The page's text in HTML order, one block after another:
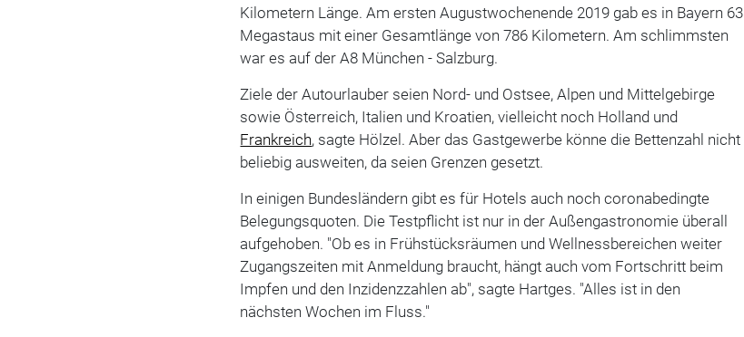
Kilometern Länge. Am ersten Augustwochenende 2019 gab es in Bayern 63
Megastaus mit einer Gesamtlänge von 786 Kilometern. Am schlimmsten
war es auf der A8 München - Salzburg.
Ziele der Autourlauber seien Nord- und Ostsee, Alpen und Mittelgebirge
sowie Österreich, Italien und Kroatien, vielleicht noch Holland und
Frankreich, sagte Hölzel. Aber das Gastgewerbe könne die Bettenzahl nicht
beliebig ausweiten, da seien Grenzen gesetzt.
In einigen Bundesländern gibt es für Hotels auch noch coronabedingte
Belegungsquoten. Die Testpflicht ist nur in der Außengastronomie überall
aufgehoben. "Ob es in Frühstücksräumen und Wellnessbereichen weiter
Zugangszeiten mit Anmeldung braucht, hängt auch vom Fortschritt beim
Impfen und den Inzidenzzahlen ab", sagte Hartges. "Alles ist in den
nächsten Wochen im Fluss."